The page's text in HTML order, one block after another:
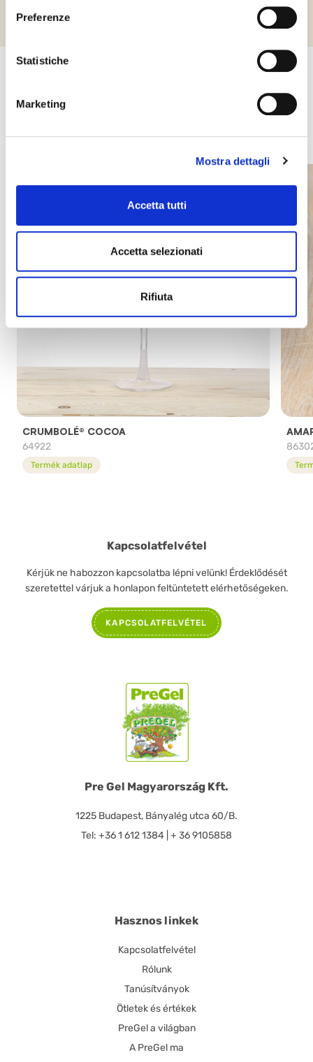
Preferenze
Statistiche
Marketing
Mostra dettagli
Accetta tutti
Accetta selezionati
Rifiuta
Egyéb termékek, amelyek
érdekelhetik Önt
CRUMBOLÉ® COCOA
64922
Termék adatlap
Pre Gel Magyarország Kft.
1225 Budapest, Bányalég utca 60/B.
Tel: +36 1 612 1384 | + 36 9105858
Hasznos linkek
Kapcsolatfelvétel
Rólunk
Tanúsítványok
Ötletek és értékek
PreGel a világban
A PreGel ma
Kapcsolatfelvétel
Kérjük ne habozzon kapcsolatba lépni velünk! Érdeklődését
szeretettel várjuk a honlapon feltüntetett elérhetőségeken.
KAPCSOLATFELVÉTEL